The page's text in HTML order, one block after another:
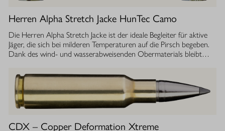
Herren Alpha Stretch Jacke HunTec Camo
Die Herren Alpha Stretch Jacke ist der ideale Begleiter für aktive
Jäger, die sich bei milderen Temperaturen auf die Pirsch begeben.
Dank des wind- und wasserabweisenden Obermaterials bleibt
leicht und dehnbar ist. Die geräuscharme Verarbeitung sorgt
dafür, dass Sie sich unbemerkt fortbewegen können. Die
luftdurchlässige Isolierung ermöglicht einen optimalen
Feuchtigkeitstransport, sodass Sie auch bei anstrengenden
Aktivitäten stets ein angenehmes Tragegefühl haben. Ob im
Sommer oder während der Übergangszeit, die Isolationsjacke
CDX – Copper Deformation Xtreme